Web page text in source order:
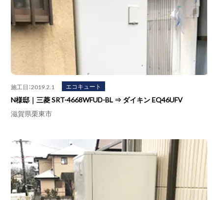
施工日：2019.2.1 エコキュート
N様邸｜三菱 SRT-4668WFUD-BL ⇒ ダイキン EQ46UFV
滋賀県栗東市